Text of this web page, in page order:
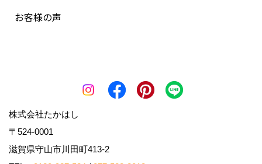
お客様の声
株式会社たかはし
〒524-0001
滋賀県守山市川田町413-2